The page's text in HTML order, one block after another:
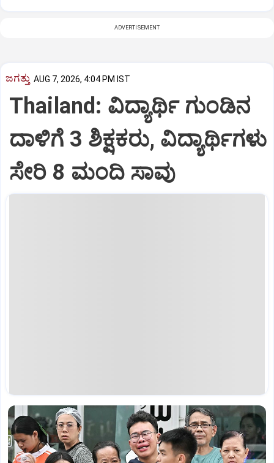
ADVERTISEMENT
ಜಗತ್ತು AUG 7, 2026, 4:04 PM IST
Thailand: ವಿದ್ಯಾರ್ಥಿ ಗುಂಡಿನ
ದಾಳಿಗೆ 3 ಶಿಕ್ಷಕರು, ವಿದ್ಯಾರ್ಥಿಗಳು
ಸೇರಿ 8 ಮಂದಿ ಸಾವು